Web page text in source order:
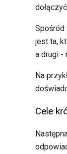
Spośród
jest ta,
a drugi -
Na
Cele